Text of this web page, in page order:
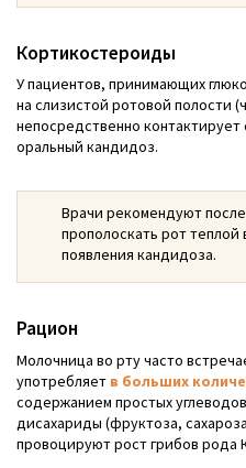
Кортикостероиды
У пациентов, принимающих
на слизистой ротовой полости
непосредственно
оральный кандидоз.
Врачи рекомендуют
прополоскать рот
появления кандидоза.
Рацион
Молочница во рту часто
употребляет в больших
содержанием простых
дисахариды (фруктоза,
провоцируют рост грибов рода